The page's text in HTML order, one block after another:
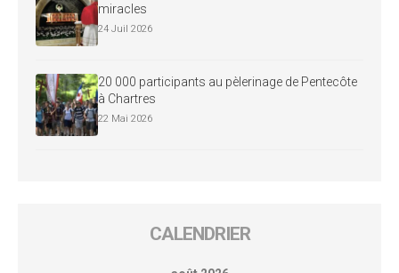
miracles
24 Juil 2026
20 000 participants au pèlerinage de Pentecôte
à Chartres
22 Mai 2026
CALENDRIER